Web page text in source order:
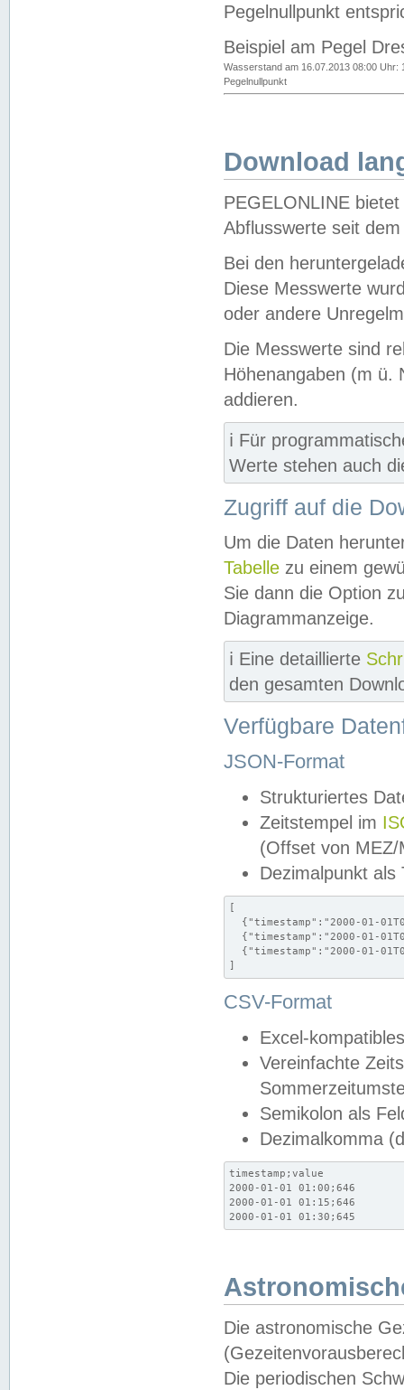
Pegelnullpunkt
Beispiel am Pegel
Wasserstand am 16.07.2013 08:00 Uhr:
Pegelnullpunkt
Download
PEGELONLINE
Abflusswerte seit
Bei den
Diese Messwerte
oder andere
Die Messwerte sind
Höhenangaben (m ü.
addieren.
ℹ️ Für
Werte stehen auch
Zugriff auf die
Um die Daten
Tabelle zu einem
Sie dann die Option
Diagrammanzeige.
ℹ️ Eine detaillierte
den gesamten
Verfügbare
JSON-Format
Strukturiertes
Zeitstempel im
(Offset von MEZ/
Dezimalpunkt als
[
{"timestamp":"2000-01-
{"timestamp":"2000-01-
{"timestamp":"2000-01-
]
CSV-Format
Excel-
Vereinfachte
Semikolon als
Dezimalkomma
timestamp;value
2000-01-01 01:00;646
2000-01-01 01:15;646
2000-01-01 01:30;645
Die astronomische
Die periodischen